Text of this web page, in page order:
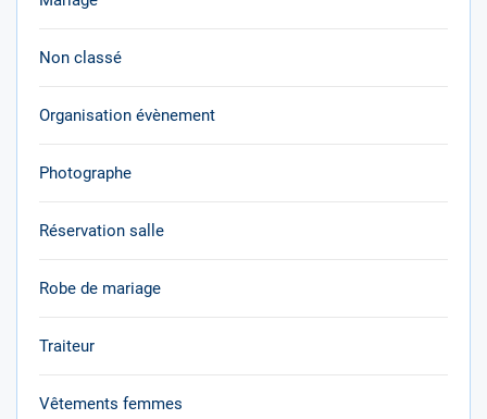
Non classé
Organisation évènement
Photographe
Réservation salle
Robe de mariage
Traiteur
Vêtements femmes